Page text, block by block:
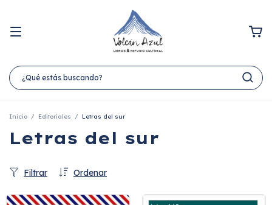
Inicio / Editoriales / Letras del sur
Letras del sur
Ordenar
Filtrar